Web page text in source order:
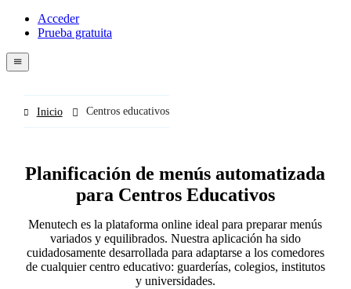
Menutech
navigation
Acceder
Prueba gratuita
menu
Inicio Centros educativos
Planificación de menús automatizada
para Centros Educativos
Menutech es la plataforma online ideal para preparar menús
variados y equilibrados. Nuestra aplicación ha sido
cuidadosamente desarrollada para adaptarse a los comedores
de cualquier centro educativo: guarderías, colegios, institutos
y universidades.